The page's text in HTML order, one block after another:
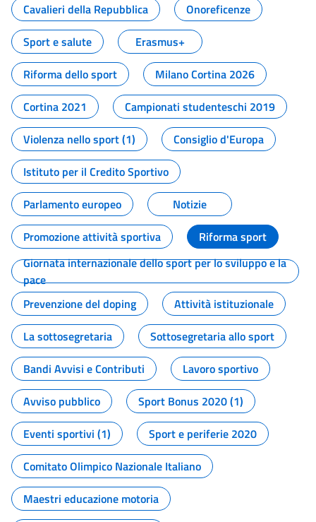
Cavalieri della Repubblica
Onoreficenze
Sport e salute
Erasmus+
Riforma dello sport
Milano Cortina 2026
Cortina 2021
Campionati studenteschi 2019
Violenza nello sport (1)
Consiglio d'Europa
Istituto per il Credito Sportivo
Parlamento europeo
Notizie
Promozione attività sportiva
Riforma sport
Giornata internazionale dello sport per lo sviluppo e la
pace
Prevenzione del doping
Attività istituzionale
La sottosegretaria
Sottosegretaria allo sport
Bandi Avvisi e Contributi
Lavoro sportivo
Avviso pubblico
Sport Bonus 2020 (1)
Eventi sportivi (1)
Sport e periferie 2020
Comitato Olimpico Nazionale Italiano
Maestri educazione motoria